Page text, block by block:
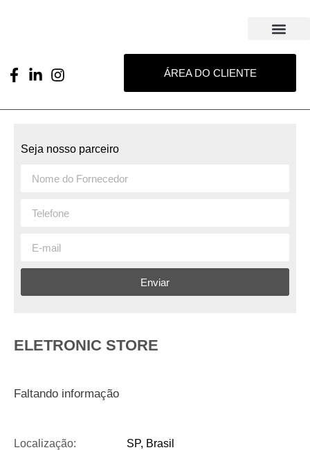
ÁREA DO CLIENTE
Seja nosso parceiro
Enviar
ELETRONIC STORE
Faltando informação
Localização: SP, Brasil